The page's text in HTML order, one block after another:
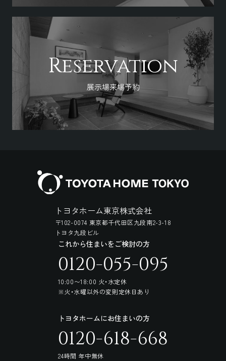
Reservation
展示場来場予約
トヨタホーム東京株式会社
〒102-0074 東京都千代田区九段南2-3-18
トヨタ九段ビル
これから住まいをご検討の方
0120-055-095
10:00〜18:00 火・水定休
※火・水曜以外の変則定休日あり
トヨタホームにお住まいの方
0120-618-668
24時間 年中無休